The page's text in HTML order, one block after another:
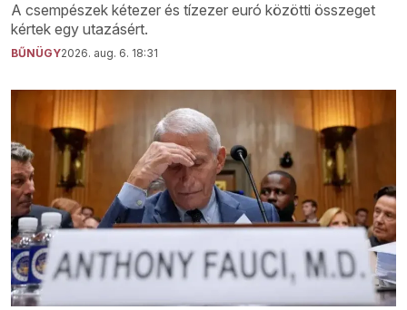
A csempészek kétezer és tízezer euró közötti összeget
kértek egy utazásért.
BŰNÜGY2026. aug. 6. 18:31